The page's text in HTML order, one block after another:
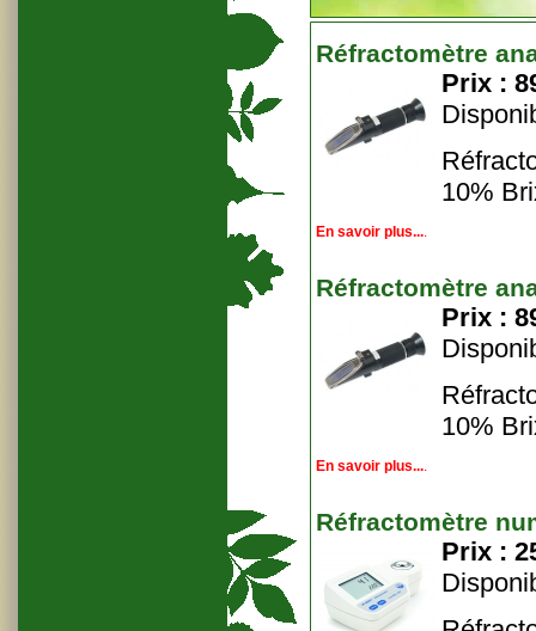
Réfractomètre
Prix :
10%
En savoir plus....
Réfractomètre
Prix :
10%
En savoir plus....
Réfractomètre
Prix :